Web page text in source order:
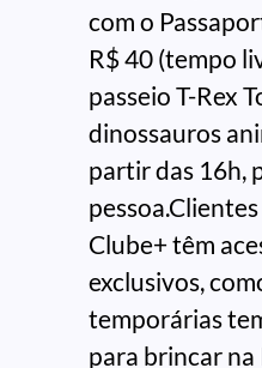
com o
R$ 40 (tempo
passeio T-Rex
dinossauros
partir das 16h,
Clube+ têm
exclusivos,
temporárias
para brincar